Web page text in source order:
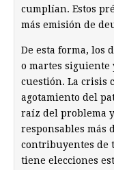
cumplían. Estos
más emisión de
De esta forma, los
o martes siguiente
cuestión. La crisis
agotamiento del
raíz del problema
responsables más
contribuyentes de
tiene elecciones